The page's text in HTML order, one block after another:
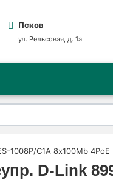
Псков
ул. Рельсовая, д. 1а
1008P/C1A 8х100Mb
D-Link